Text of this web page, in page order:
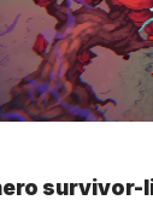
survivor-